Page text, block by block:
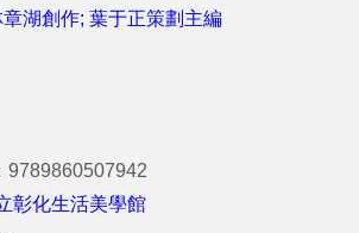
章湖創作; 葉于正策劃主編
9789860507942
彰化生活美學館